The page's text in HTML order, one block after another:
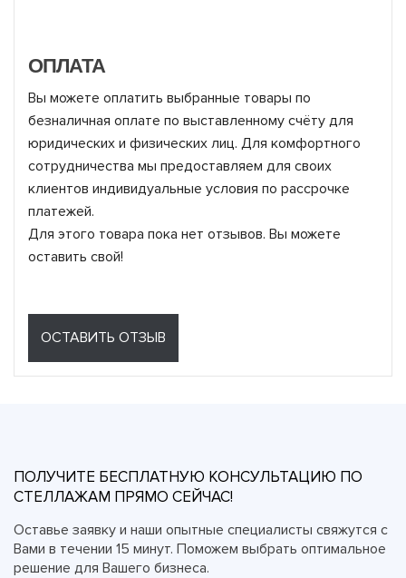
ОПЛАТА
Вы можете оплатить выбранные товары по
безналичная оплате по выставленному счёту для
юридических и физических лиц. Для комфортного
сотрудничества мы предоставляем для своих
клиентов индивидуальные условия по рассрочке
платежей.
Для этого товара пока нет отзывов. Вы можете
оставить свой!
ОСТАВИТЬ ОТЗЫВ
ПОЛУЧИТЕ БЕСПЛАТНУЮ КОНСУЛЬТАЦИЮ ПО
СТЕЛЛАЖАМ ПРЯМО СЕЙЧАС!
Оставье заявку и наши опытные специалисты свяжутся с
Вами в течении 15 минут. Поможем выбрать оптимальное
решение для Вашего бизнеса.